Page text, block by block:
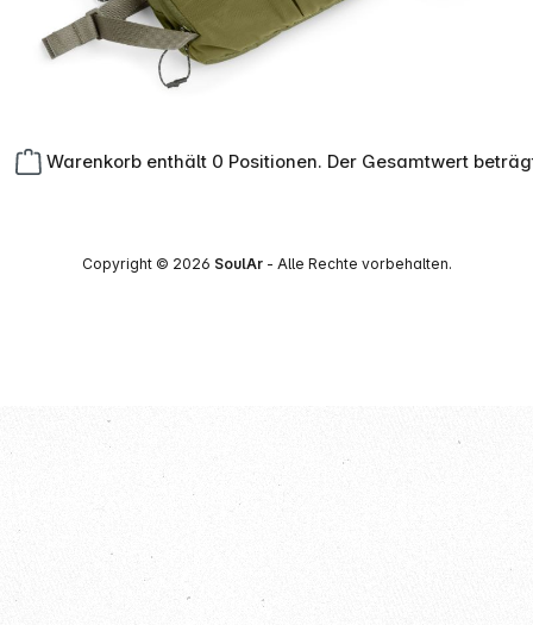
Warenkorb enthält 0 Positionen. Der Gesamtwert
Copyright © 2026 SoulAr- Alle Rechte vorbehalten.